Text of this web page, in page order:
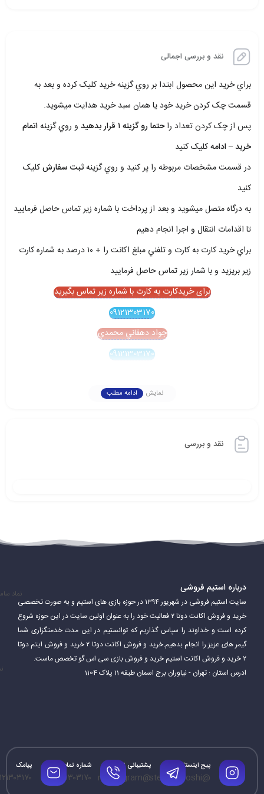
نقد و بررسی اجمالی
براي خريد اين محصول ابتدا بر روي گزينه خريد کليک کرده و بعد به
قسمت چک کردن خريد خود يا همان سبد خريد هدايت ميشويد.
پس از چک کردن تعداد راحتما رو گزينه ۱ قرار بدهيد و روي گزينهاتمام
خريد – ادامهکليک کنيد
در قسمت مشخصات مربوطه را پر کنيد و روي گزينهثبت سفارشکليک
کنيد
به درگاه متصل ميشويد و بعد از پرداخت با شماره زير تماس حاصل فرماييد
تا اقدامات انتقال و اجرا انجام دهيم
براي خريد کارت به کارت و تلفني مبلغ اکانت را + ۱۰ درصد به شماره کارت
زير بريزيد و با شمار زير تماس حاصل فرماييد
برای خریدکارت به کارت با شماره زیر تماس بگیرید
09121303170
جواد دهقاني محمدي
09121303170
نمایش ادامه مطلب
نقد و بررسی
درباره استیم فروشی
سایت استیم فروشی در شهریور ۱۳۹۴ در حوزه بازی های استیم و به صورت تخصصی
خرید و فروش اکانت دوتا ۲ فعالیت خود را به عنوان اولین سایت در این حوزه شروع
کرده است و خداوند را سپاس گذاریم که توانستیم در این مدت خدمتگزاری شما
گیمر های عزیز را انجام بدهیم.خرید و فروش اکانت دوتا ۲ خرید و فروش ایتم دوتا
۲ خرید و فروش اکانت استیم خرید و فروش بازی سی اس گو تخصص ماست.
ادرس استان : تهران - نیاوران برج اسمان طبقه 11 پلاک 1104
نماد
پیج اینستاگرام
@steamforoshi
پشتیبانی تلگرام
@mrtelegram
شماره تماس
۰۹۱۲۱۳۰۳۱۷۰
پیامک